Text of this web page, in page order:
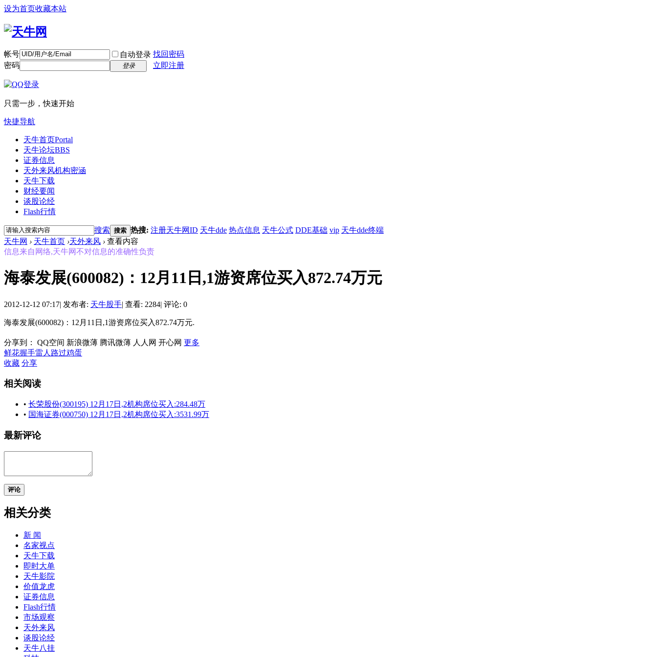
设为首页收藏本站
帐号 自动登录 找回密码
密码
登录 立即注册
只需一步，快速开始
快捷导航
天牛首页Portal
天牛论坛BBS
证券信息
天外来风机构密涵
天牛下载
财经要闻
谈股论经
Flash行情
搜索 搜索 热搜: 注册天牛网ID 天牛dde 热点信息 天牛公式 DDE基础 vip 天牛dde终端
天牛网 › 天牛首页 ›天外来风 › 查看内容
信息来自网络,天牛网不对信息的准确性负责
海泰发展(600082)：12月11日,1游资席位买入872.74万元
2012-12-12 07:17| 发布者: 天牛股手| 查看: 2284| 评论: 0
海泰发展(600082)：12月11日,1游资席位买入872.74万元.
分享到： QQ空间 新浪微薄 腾讯微薄 人人网 开心网 更多
鲜花握手雷人 路过鸡蛋
收藏 分享
相关阅读
• 长荣股份(300195) 12月17日,2机构席位买入:284.48万
• 国海证券(000750) 12月17日,2机构席位买入:3531.99万
最新评论
评论
相关分类
新 闻
名家视点
天牛下载
即时大单
天牛影院
价值龙虎
证券信息
Flash行情
市场观察
天外来风
谈股论经
天牛八挂